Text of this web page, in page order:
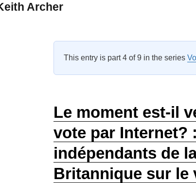
Archer
This entry is part 4 of 9 in the series
Le moment est-il
vote par Internet?
indépendants de
Britannique sur le